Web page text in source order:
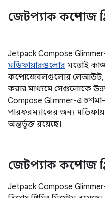
জেটপ্যাক কম্পোজ
Jetpack Compose
মডিফায়ারগুলোর মতোই
কম্পোজেবলগুলোর লেআউট,
করার মাধ্যমে সেগুলোকে
Compose Glimmer-এ চশমা-
পারফরম্যান্সের জন্য
অন্তর্ভুক্ত রয়েছে।
জেটপ্যাক কম্পোজ
Jetpack Compose